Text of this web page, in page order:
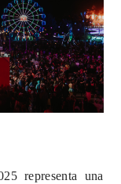
representa una